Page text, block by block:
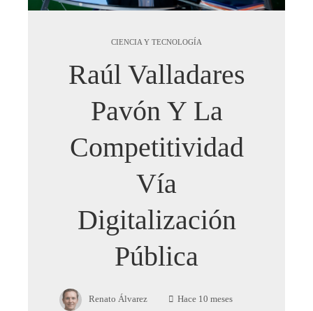
CIENCIA Y TECNOLOGÍA
Raúl Valladares
Pavón Y La
Competitividad
Vía
Digitalización
Pública
Renato Álvarez Hace 10 meses